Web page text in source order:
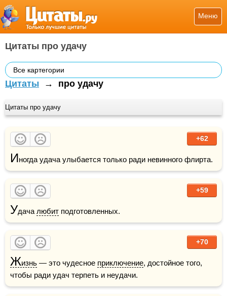
Меню
Цитаты про удачу
Все картегории
Цитаты → про удачу
Цитаты про удачу
+62
Иногда удача улыбается только ради невинного флирта.
+59
Удача любит подготовленных.
+70
Жизнь — это чудесное приключение, достойное того,
чтобы ради удач терпеть и неудачи.